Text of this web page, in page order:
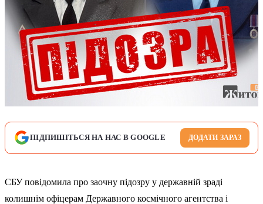
ПІДПИШІТЬСЯ НА НАС В GOOGLE ДОДАТИ ЗАРАЗ
СБУ повідомила про заочну підозру у державній зраді
колишнім офіцерам Державного космічного агентства і